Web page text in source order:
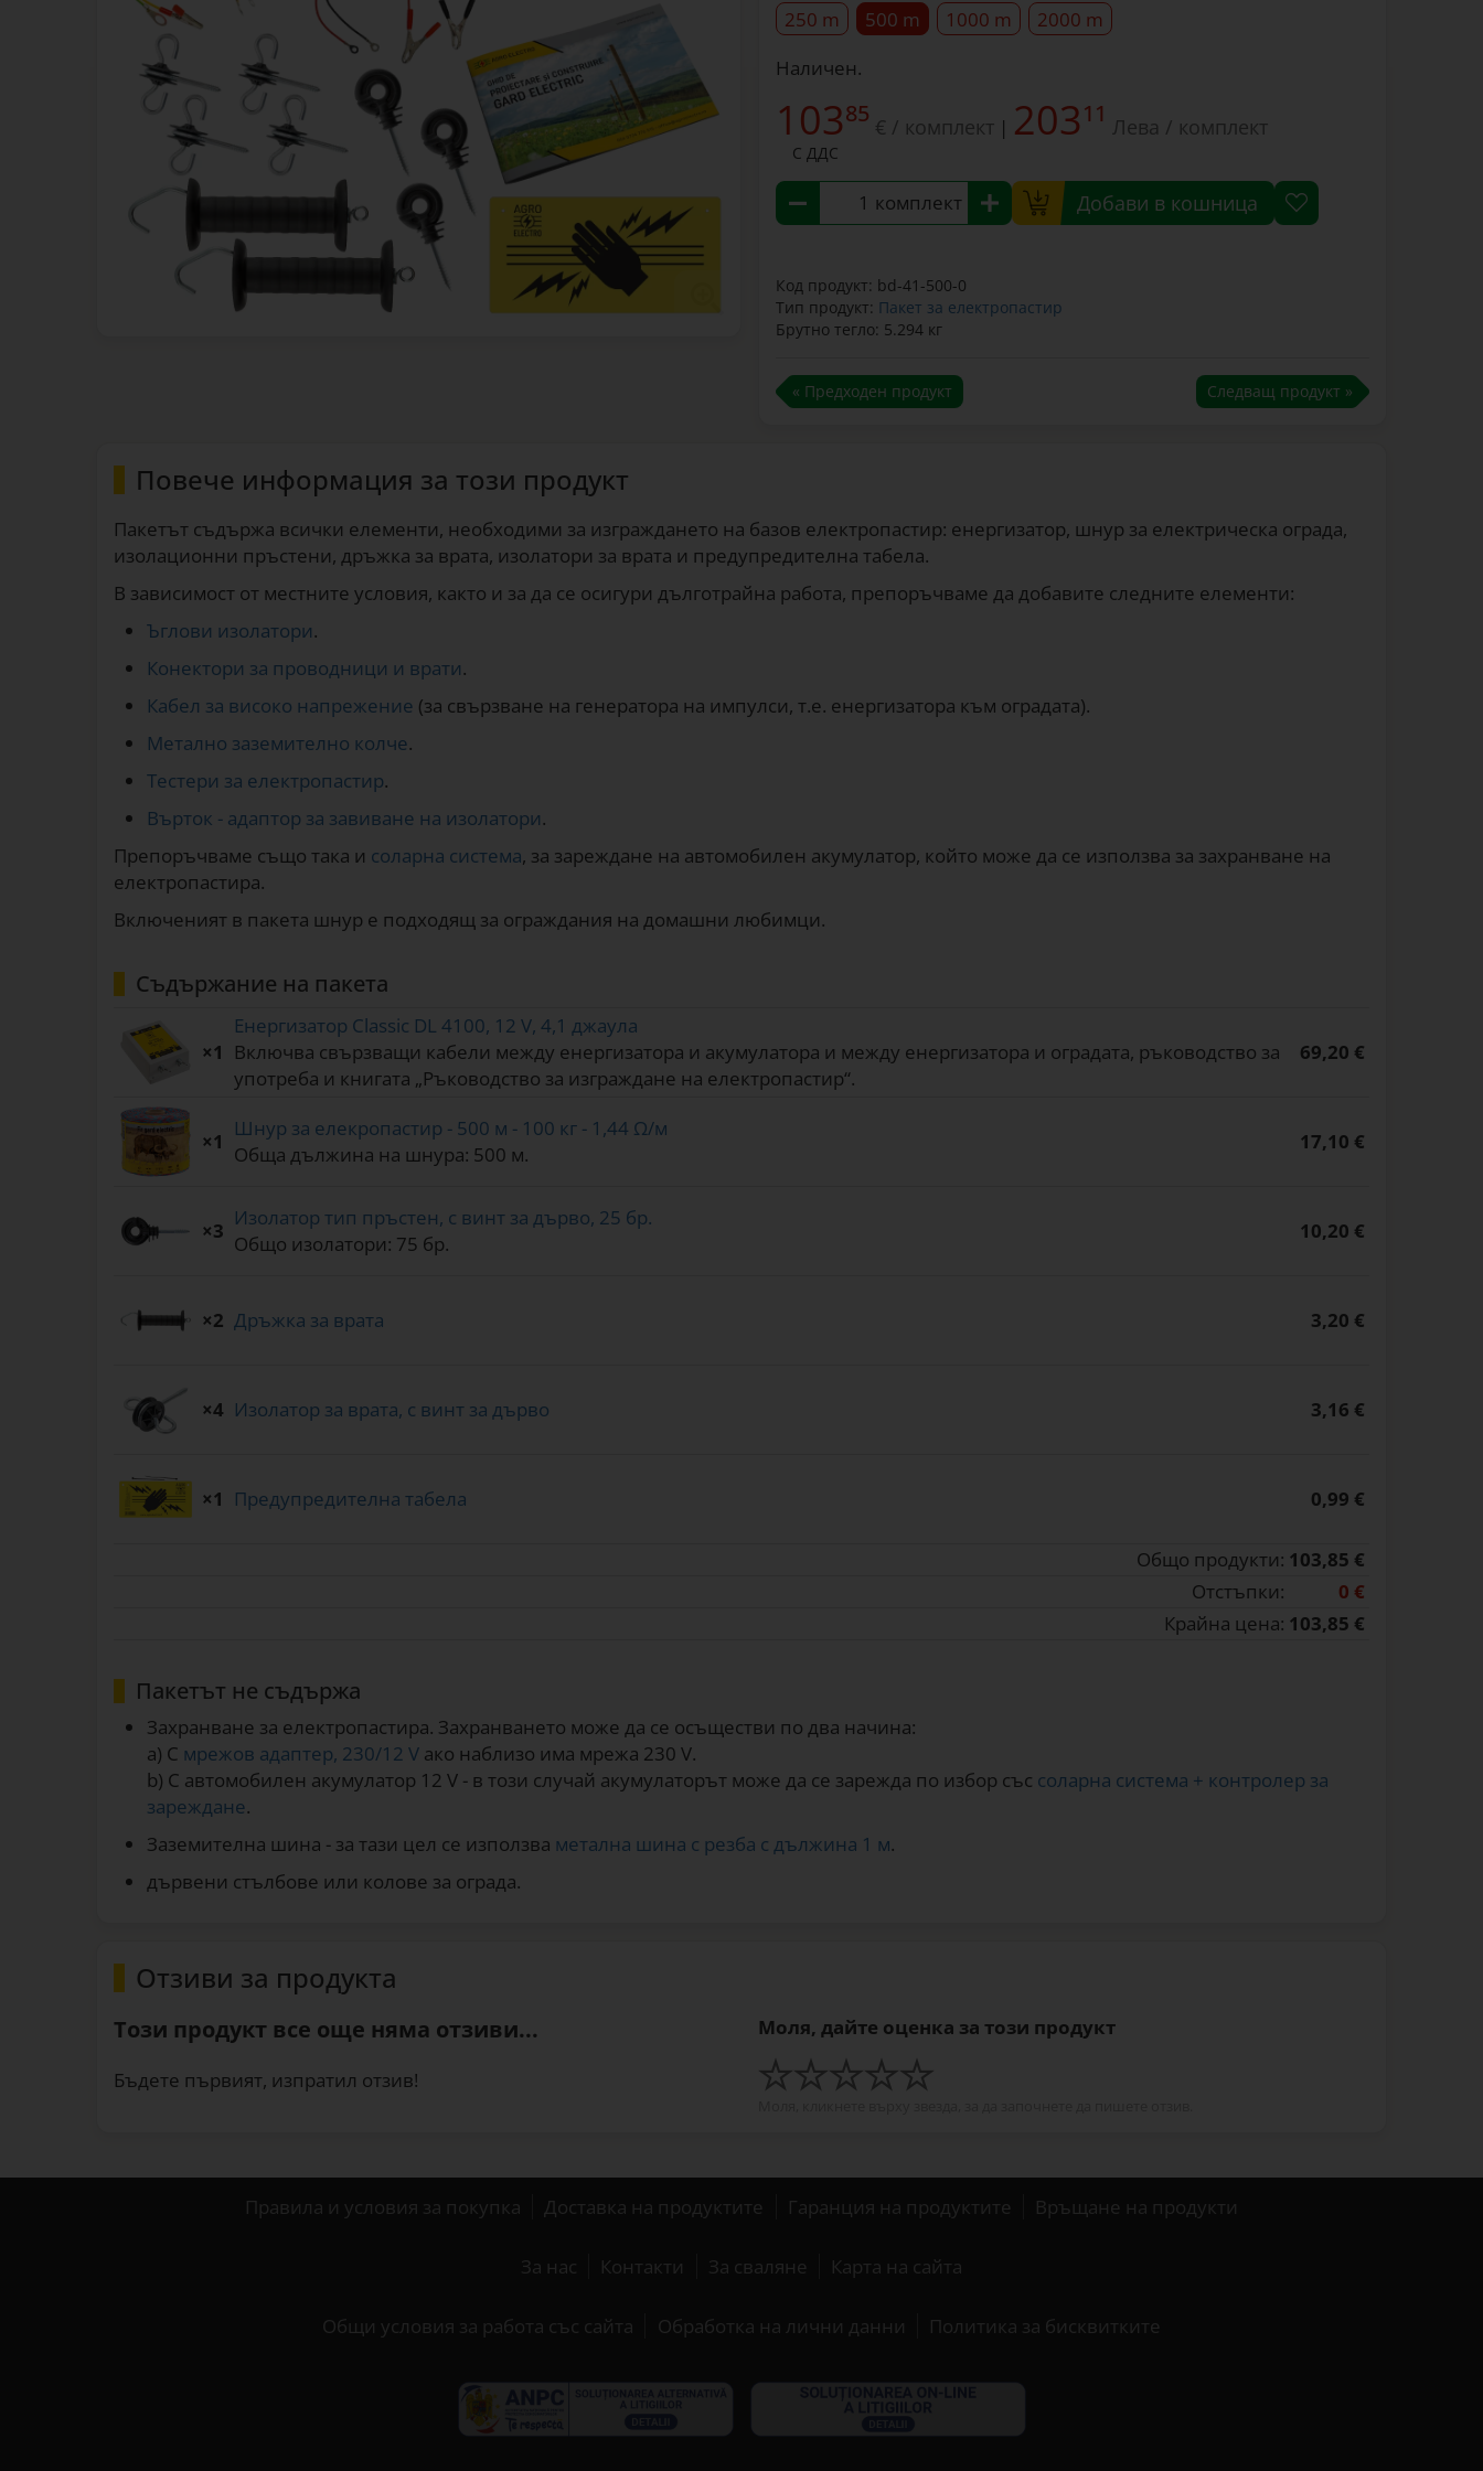
250 m
500 m 1000 m
2000 m
Наличен.
10385 € / комплект | 20311 Лева / комплект
С ДДС
комплект Добави в кошница
Код продукт: bd-41-500-0
Тип продукт: Пакет за електропастир
Брутно тегло: 5.294 кг
« Предходен продукт Следващ продукт »
Повече информация за този продукт
Пакетът съдържа всички елементи, необходими за изграждането на базов електропастир: енергизатор, шнур за електрическа ограда,
изолационни пръстени, дръжка за врата, изолатори за врата и предупредителна табела.
В зависимост от местните условия, както и за да се осигури дълготрайна работа, препоръчваме да добавите следните елементи:
Ъглови изолатори.
Конектори за проводници и врати.
Кабел за високо напрежение (за свързване на генератора на импулси, т.е. енергизатора към оградата).
Метално заземително колче.
Тестери за електропастир.
Върток - адаптор за завиване на изолатори.
Препоръчваме също така и соларна система, за зареждане на автомобилен акумулатор, който може да се използва за захранване на
електропастира.
Включеният в пакета шнур е подходящ за ограждания на домашни любимци.
Съдържание на пакета
×1
Енергизатор Classic DL 4100, 12 V, 4,1 джаула
Включва свързващи кабели между енергизатора и акумулатора и между енергизатора и оградата, ръководство за
употреба и книгата „Ръководство за изграждане на електропастир“.
69,20 €
×1
Шнур за елекропастир - 500 м - 100 кг - 1,44 Ω/м
Обща дължина на шнура: 500 м.
17,10 €
×3
Изолатор тип пръстен, с винт за дърво, 25 бр.
Общо изолатори: 75 бр.
10,20 €
×2 Дръжка за врата 3,20 €
×4 Изолатор за врата, с винт за дърво 3,16 €
×1 Предупредителна табела 0,99 €
Общо продукти: 103,85 €
Отстъпки:
0 €
Крайна цена: 103,85 €
Пакетът не съдържа
Захранване за електропастира. Захранването може да се осъществи по два начина:
a) С мрежов адаптер, 230/12 V ако наблизо има мрежа 230 V.
b) С автомобилен акумулатор 12 V - в този случай акумулаторът може да се зарежда по избор със соларна система + контролер за
зареждане.
Заземителна шина - за тази цел се използва метална шина с резба с дължина 1 м.
дървени стълбове или колове за ограда.
Отзиви за продукта
Този продукт все още няма отзиви...
Бъдете първият, изпратил отзив!
Моля, дайте оценка за този продукт
Правила и условия за покупка Доставка на продуктите Гаранция на продуктите Връщане на продукти
За нас Контакти За сваляне Карта на сайта
Общи условия за работа със сайта Обработка на лични данни Политика за бисквитките